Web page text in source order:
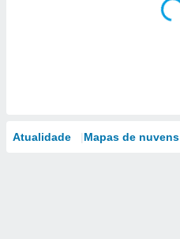
Atualidade Mapas de nuvens